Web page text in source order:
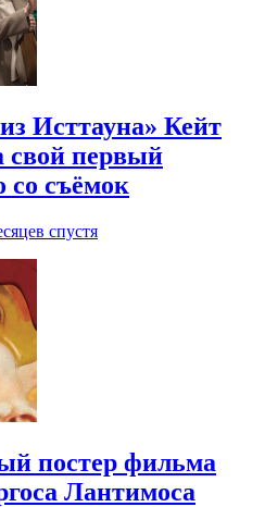
Исттауна» Кейт
свой первый
съёмок
спустя
постер фильма
Лантимоса